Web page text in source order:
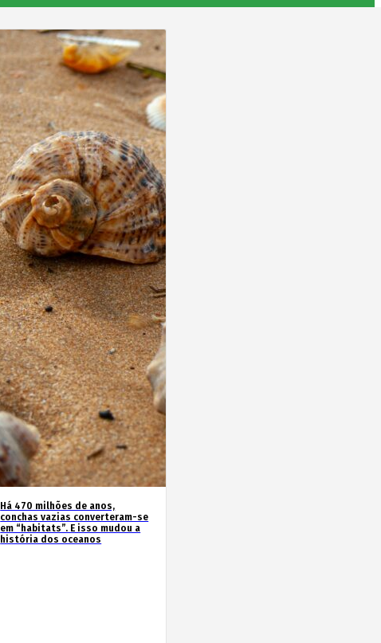
Há 470 milhões de anos,
conchas vazias converteram-se
em “habitats”. E isso mudou a
história dos oceanos